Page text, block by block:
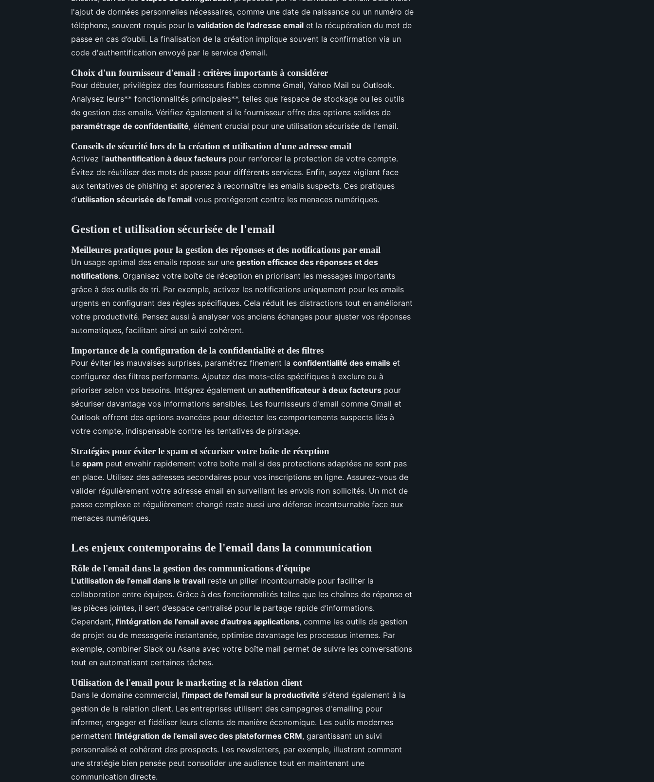
l'ajout de données personnelles nécessaires, comme une date de naissance ou un numéro de
téléphone, souvent requis pour la validation de l'adresse email et la récupération du mot de
passe en cas d’oubli. La finalisation de la création implique souvent la confirmation via un
code d'authentification envoyé par le service d’email.
Choix d'un fournisseur d'email : critères importants à considérer
Pour débuter, privilégiez des fournisseurs fiables comme Gmail, Yahoo Mail ou Outlook.
Analysez leurs** fonctionnalités principales**, telles que l’espace de stockage ou les outils
de gestion des emails. Vérifiez également si le fournisseur offre des options solides de
paramétrage de confidentialité, élément crucial pour une utilisation sécurisée de l'email.
Conseils de sécurité lors de la création et utilisation d'une adresse email
Activez l'authentification à deux facteurs pour renforcer la protection de votre compte.
Évitez de réutiliser des mots de passe pour différents services. Enfin, soyez vigilant face
aux tentatives de phishing et apprenez à reconnaître les emails suspects. Ces pratiques
d’utilisation sécurisée de l’email vous protégeront contre les menaces numériques.
Gestion et utilisation sécurisée de l'email
Meilleures pratiques pour la gestion des réponses et des notifications par email
Un usage optimal des emails repose sur une gestion efficace des réponses et des
notifications. Organisez votre boîte de réception en priorisant les messages importants
grâce à des outils de tri. Par exemple, activez les notifications uniquement pour les emails
urgents en configurant des règles spécifiques. Cela réduit les distractions tout en améliorant
votre productivité. Pensez aussi à analyser vos anciens échanges pour ajuster vos réponses
automatiques, facilitant ainsi un suivi cohérent.
Importance de la configuration de la confidentialité et des filtres
Pour éviter les mauvaises surprises, paramétrez finement la confidentialité des emails et
configurez des filtres performants. Ajoutez des mots-clés spécifiques à exclure ou à
prioriser selon vos besoins. Intégrez également un authentificateur à deux facteurs pour
sécuriser davantage vos informations sensibles. Les fournisseurs d'email comme Gmail et
Outlook offrent des options avancées pour détecter les comportements suspects liés à
votre compte, indispensable contre les tentatives de piratage.
Stratégies pour éviter le spam et sécuriser votre boîte de réception
Le spam peut envahir rapidement votre boîte mail si des protections adaptées ne sont pas
en place. Utilisez des adresses secondaires pour vos inscriptions en ligne. Assurez-vous de
valider régulièrement votre adresse email en surveillant les envois non sollicités. Un mot de
passe complexe et régulièrement changé reste aussi une défense incontournable face aux
menaces numériques.
Les enjeux contemporains de l'email dans la communication
Rôle de l'email dans la gestion des communications d'équipe
L'utilisation de l'email dans le travail reste un pilier incontournable pour faciliter la
collaboration entre équipes. Grâce à des fonctionnalités telles que les chaînes de réponse et
les pièces jointes, il sert d’espace centralisé pour le partage rapide d’informations.
Cependant, l'intégration de l'email avec d'autres applications, comme les outils de gestion
de projet ou de messagerie instantanée, optimise davantage les processus internes. Par
exemple, combiner Slack ou Asana avec votre boîte mail permet de suivre les conversations
tout en automatisant certaines tâches.
Utilisation de l'email pour le marketing et la relation client
Dans le domaine commercial, l'impact de l'email sur la productivité s'étend également à la
gestion de la relation client. Les entreprises utilisent des campagnes d'emailing pour
informer, engager et fidéliser leurs clients de manière économique. Les outils modernes
permettent l'intégration de l'email avec des plateformes CRM, garantissant un suivi
personnalisé et cohérent des prospects. Les newsletters, par exemple, illustrent comment
une stratégie bien pensée peut consolider une audience tout en maintenant une
communication directe.